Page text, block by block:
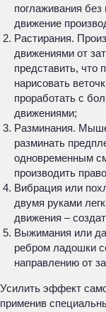
поглаживания
движение
Растирания.
движениями от
представить, что
нарисовать
проработать с
движениями;
Разминания.
разминать
одновременным
производить
Вибрация или
двумя руками
движения –
Выжимания или
ребром ладошки
направлению от
Усилить эффект
применив